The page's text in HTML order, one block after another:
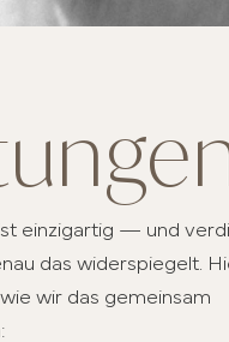
einzigartig — und
das widerspiegelt.
wir das gemeinsam